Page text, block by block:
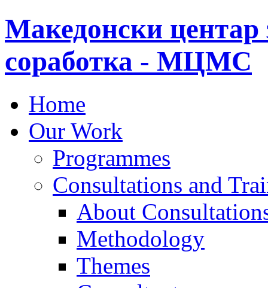
Македонски центар
соработка - МЦМС
Home
Our Work
Programmes
Consultations and
About
Methodology
Themes